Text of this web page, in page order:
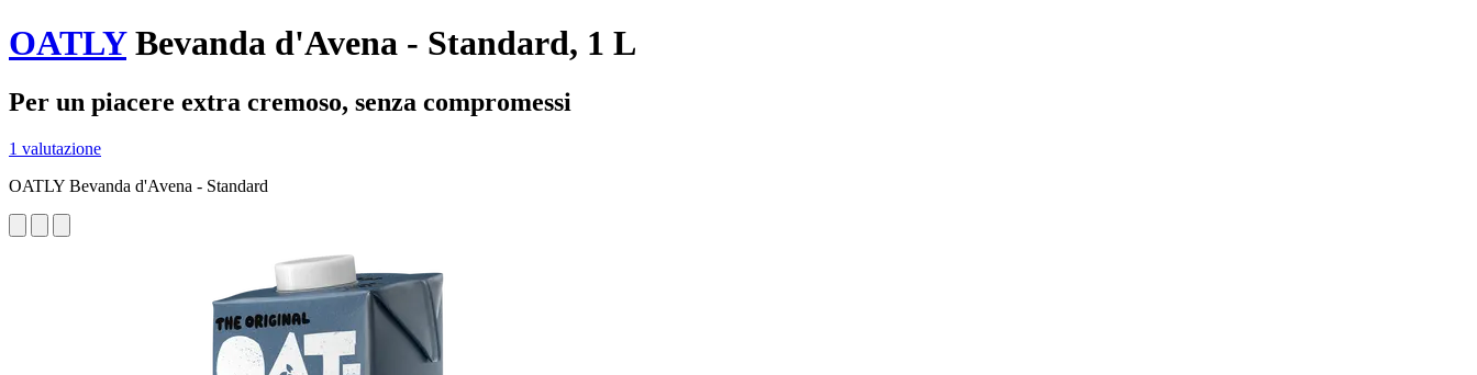
OATLYBevanda d'Avena - Standard, 1 L
Per un piacere extra cremoso, senza compromessi
1 valutazione
OATLY Bevanda d'Avena - Standard